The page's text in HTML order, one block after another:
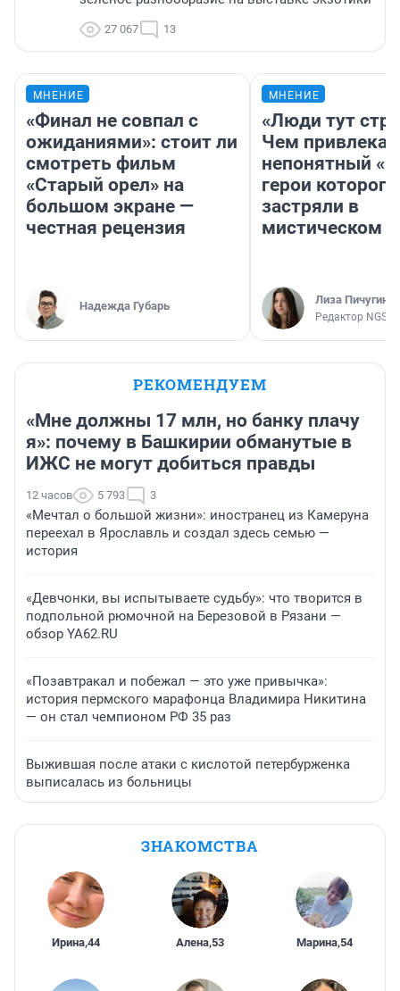
27 067 13
МНЕНИЕ
«Финал не совпал с
ожиданиями»: стоит ли
смотреть фильм
«Старый орел» на
большом экране —
честная рецензия
Надежда Губарь
МНЕНИЕ
«Люди тут
Чем
непонятный
герои которого
застряли в
мистическом
Лиза Пичугина
Редактор
РЕКОМЕНДУЕМ
«Мне должны 17 млн, но банку плачу
я»: почему в Башкирии обманутые в
ИЖС не могут добиться правды
12 часов 5 793 3
«Мечтал о большой жизни»: иностранец из Камеруна
переехал в Ярославль и создал здесь семью —
история
«Девчонки, вы испытываете судьбу»: что творится в
подпольной рюмочной на Березовой в Рязани —
обзор YA62.RU
«Позавтракал и побежал — это уже привычка»:
история пермского марафонца Владимира Никитина
— он стал чемпионом РФ 35 раз
Выжившая после атаки с кислотой петербурженка
выписалась из больницы
ЗНАКОМСТВА
Ирина,44 Алена,53 Марина,54